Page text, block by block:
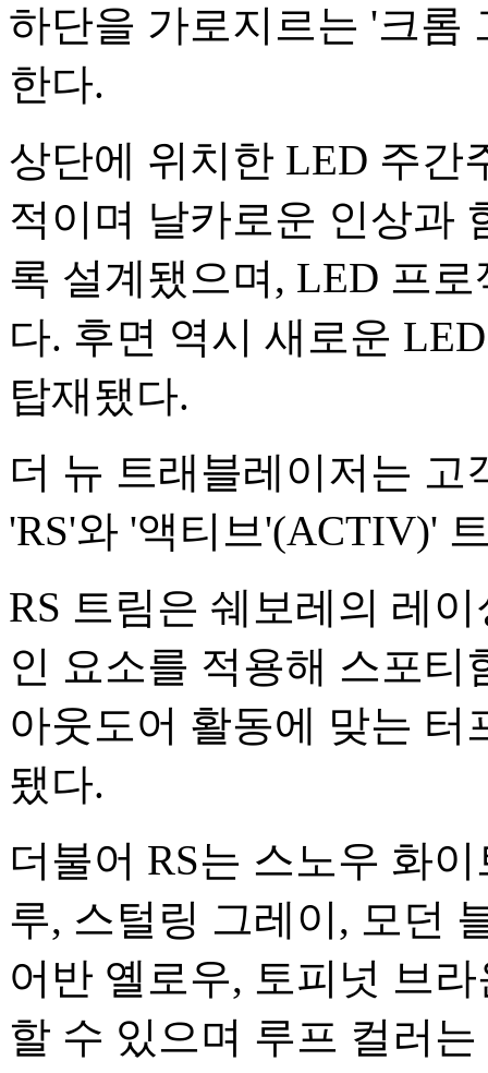
하단을 가로지르는 '크롬
한다.
상단에 위치한 LED 주간
적이며 날카로운 인상과
록 설계됐으며, LED 프
다. 후면 역시 새로운
탑재됐다.
더 뉴 트래블레이저는
'RS'와 '액티브'(ACTIV)'
RS 트림은 쉐보레의 레
인 요소를 적용해 스포
아웃도어 활동에 맞는 터
됐다.
더불어 RS는 스노우 화
루, 스털링 그레이, 모던
어반 옐로우, 토피넛 브
할 수 있으며 루프 컬러